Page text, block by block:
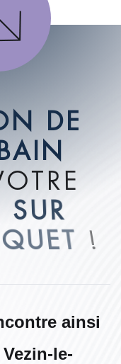
N DE
AI N
OTRE
SUR
QUET !
ainsi
le-